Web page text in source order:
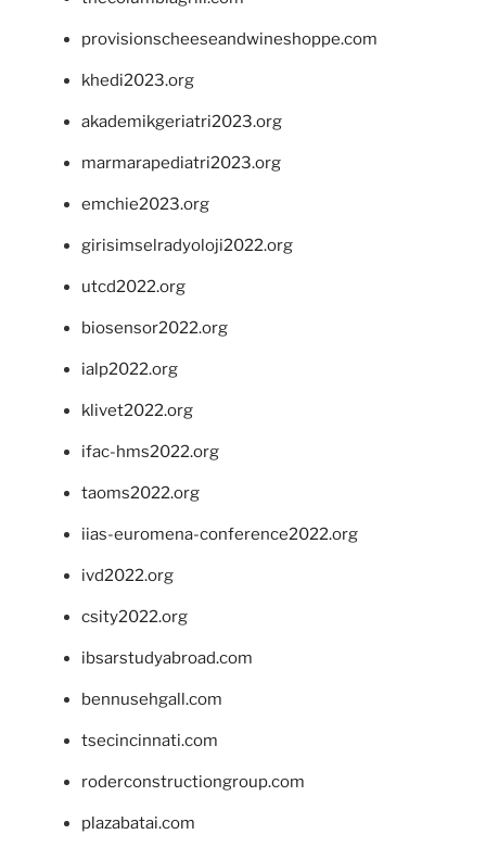
provisionscheeseandwineshoppe.com
khedi2023.org
akademikgeriatri2023.org
marmarapediatri2023.org
emchie2023.org
girisimselradyoloji2022.org
utcd2022.org
biosensor2022.org
ialp2022.org
klivet2022.org
ifac-hms2022.org
taoms2022.org
iias-euromena-conference2022.org
ivd2022.org
csity2022.org
ibsarstudyabroad.com
bennusehgall.com
tsecincinnati.com
roderconstructiongroup.com
plazabatai.com